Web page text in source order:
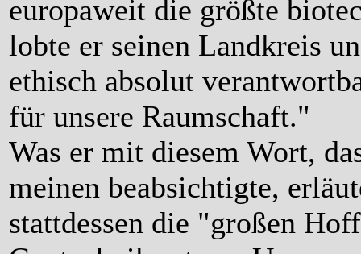
europaweit die größte
lobte er seinen Landkreis
ethisch absolut
für unsere Raumschaft."
Was er mit diesem Wort,
meinen beabsichtigte,
stattdessen die "großen